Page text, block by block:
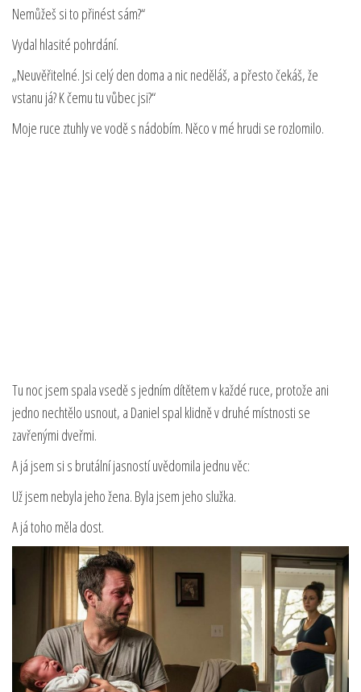
Nemůžeš si to přinést sám?“
Vydal hlasité pohrdání.
„Neuvěřitelné. Jsi celý den doma a nic neděláš, a přesto čekáš, že
vstanu já? K čemu tu vůbec jsi?“
Moje ruce ztuhly ve vodě s nádobím. Něco v mé hrudi se rozlomilo.
Tu noc jsem spala vsedě s jedním dítětem v každé ruce, protože ani
jedno nechtělo usnout, a Daniel spal klidně v druhé místnosti se
zavřenými dveřmi.
A já jsem si s brutální jasností uvědomila jednu věc:
Už jsem nebyla jeho žena. Byla jsem jeho služka.
A já toho měla dost.